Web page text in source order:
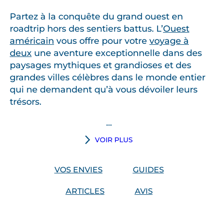
Partez à la conquête du grand ouest en
roadtrip hors des sentiers battus. L’Ouest
américain vous offre pour votre voyage à
deux une aventure exceptionnelle dans des
paysages mythiques et grandioses et des
grandes villes célèbres dans le monde entier
qui ne demandent qu’à vous dévoiler leurs
trésors.
...
VOIR PLUS
VOS ENVIES GUIDES
ARTICLES AVIS